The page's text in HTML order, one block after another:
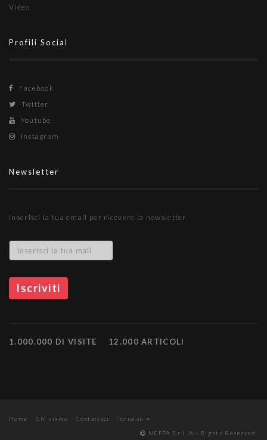
Video
Profili Social
Facebook
Twitter
Youtube
Instagram
Newsletter
Inserisci la tua email per ricevere la newsletter
1.000.000 DI VISITE 12.000 ARTICOLI
Home Chi siamo Contattaci
Torna su
NEPTA S.r.l. All Rights Reserved.